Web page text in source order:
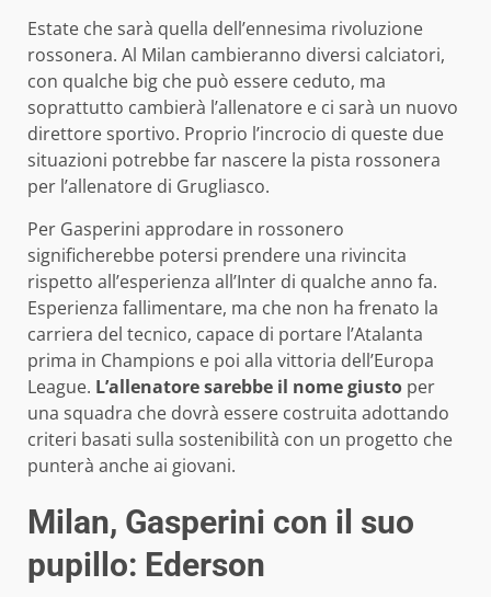
Estate che sarà quella dell’ennesima rivoluzione
rossonera. Al Milan cambieranno diversi calciatori,
con qualche big che può essere ceduto, ma
soprattutto cambierà l’allenatore e ci sarà un nuovo
direttore sportivo. Proprio l’incrocio di queste due
situazioni potrebbe far nascere la pista rossonera
per l’allenatore di Grugliasco.
Per Gasperini approdare in rossonero
significherebbe potersi prendere una rivincita
rispetto all’esperienza all’Inter di qualche anno fa.
Esperienza fallimentare, ma che non ha frenato la
carriera del tecnico, capace di portare l’Atalanta
prima in Champions e poi alla vittoria dell’Europa
League. L’allenatore sarebbe il nome giusto per
una squadra che dovrà essere costruita adottando
criteri basati sulla sostenibilità con un progetto che
punterà anche ai giovani.
Milan, Gasperini con il suo
pupillo: Ederson